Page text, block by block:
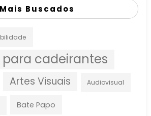
Mais Buscados
para cadeirantes
Artes Visuais Audiovisual
Bate Papo